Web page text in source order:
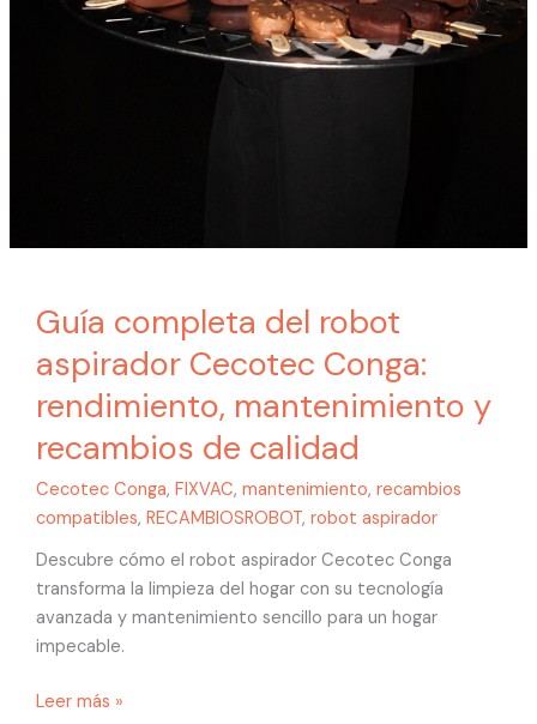
Guía completa del robot
aspirador Cecotec Conga:
rendimiento, mantenimiento y
recambios de calidad
Cecotec Conga, FIXVAC, mantenimiento, recambios
compatibles, RECAMBIOSROBOT, robot aspirador
Descubre cómo el robot aspirador Cecotec Conga
transforma la limpieza del hogar con su tecnología
avanzada y mantenimiento sencillo para un hogar
impecable.
Leer más »